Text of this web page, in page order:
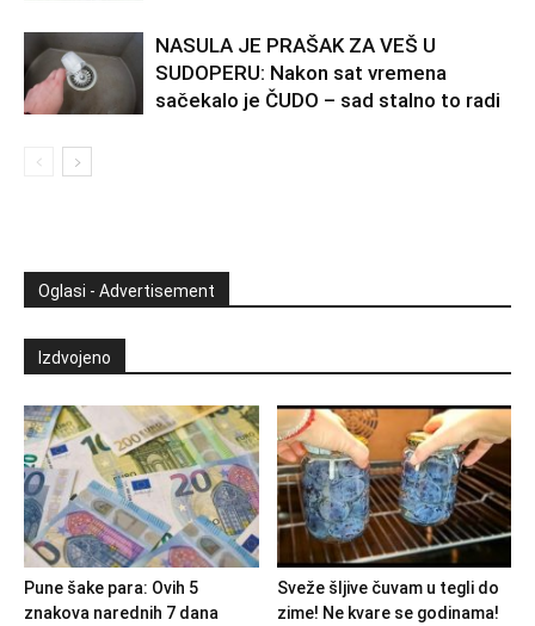
NASULA JE PRAŠAK ZA VEŠ U
SUDOPERU: Nakon sat vremena
sačekalo je ČUDO – sad stalno to radi
Oglasi - Advertisement
Izdvojeno
Pune šake para: Ovih 5
znakova narednih 7 dana
Sveže šljive čuvam u tegli do
zime! Ne kvare se godinama!